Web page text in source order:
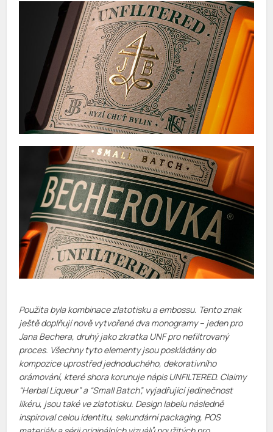
Použita byla kombinace zlatotisku a embossu. Tento znak
ještě doplňují nově vytvořené dva monogramy – jeden pro
Jana Bechera, druhý jako zkratka UNF pro nefiltrovaný
proces. Všechny tyto elementy jsou poskládány do
kompozice uprostřed jednoduchého, dekorativního
orámování, které shora korunuje nápis UNFILTERED. Claimy
“Herbal Liqueur” a “Small Batch”, vyjadřující jedinečnost
likéru, jsou také ve zlatotisku. Design labelu následně
inspiroval celou identitu, sekundární packaging, POS